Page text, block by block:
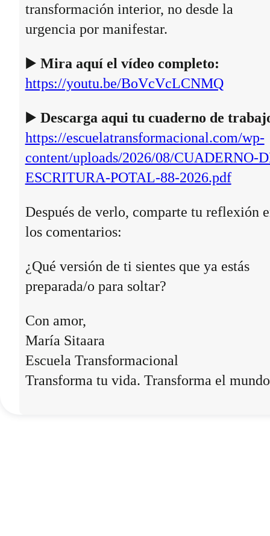
transformación interior, no desde la
urgencia por manifestar.
▶️ Mira aquí el vídeo completo:
https://youtu.be/BoVcVcLCNMQ
▶️ Descarga aqui tu cuaderno de
https://escuelatransformacional.com/wp-
content/uploads/2026/08/CUADERNO-
ESCRITURA-POTAL-88-2026.pdf
Después de verlo, comparte tu reflexión
los comentarios:
¿Qué versión de ti sientes que ya estás
preparada/o para soltar?
Con amor,
María Sitaara
Escuela Transformacional
Transforma tu vida. Transforma el